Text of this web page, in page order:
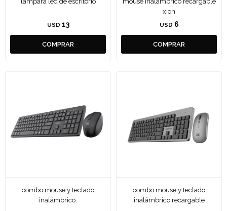
USD 13
xion
USD 6
combo mouse y teclado
inalámbrico.
combo mouse y teclado
inalámbrico recargable